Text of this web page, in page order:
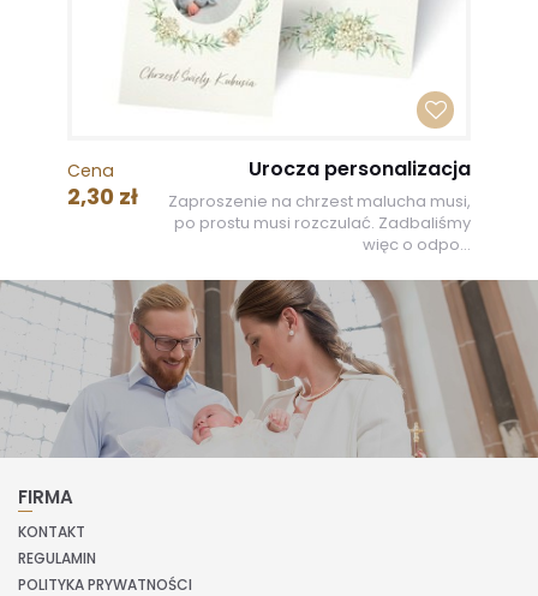
Cena
2,30 zł
Urocza personalizacja
Zaproszenie na chrzest malucha musi,
po prostu musi rozczulać. Zadbaliśmy
więc o odpo...
FIRMA
KONTAKT
REGULAMIN
POLITYKA PRYWATNOŚCI